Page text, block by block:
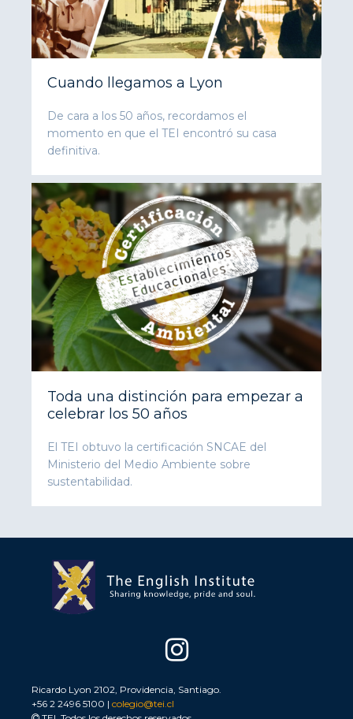
Cuando llegamos a Lyon
De cara a los 50 años, recordamos el
momento en que el TEI encontró su casa
definitiva.
Toda una distinción para empezar a
celebrar los 50 años
El TEI obtuvo la certificación SNCAE del
Ministerio del Medio Ambiente sobre
sustentabilidad.
Ricardo Lyon 2102, Providencia, Santiago.
+56 2 2496 5100 | colegio@tei.cl